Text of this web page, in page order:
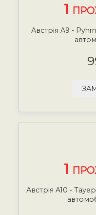
1
Австрія A9 -
1
Австрія A10 -